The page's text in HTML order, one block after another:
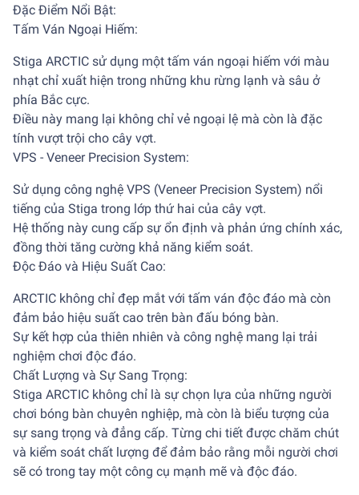
Đặc Điểm Nổi Bật:
Tấm Ván Ngoại Hiếm:
Stiga ARCTIC sử dụng một tấm ván ngoại hiếm với màu
nhạt chỉ xuất hiện trong những khu rừng lạnh và sâu ở
phía Bắc cực.
Điều này mang lại không chỉ vẻ ngoại lệ mà còn là đặc
tính vượt trội cho cây vợt.
VPS - Veneer Precision System:
Sử dụng công nghệ VPS (Veneer Precision System) nổi
tiếng của Stiga trong lớp thứ hai của cây vợt.
Hệ thống này cung cấp sự ổn định và phản ứng chính xác,
đồng thời tăng cường khả năng kiểm soát.
Độc Đáo và Hiệu Suất Cao:
ARCTIC không chỉ đẹp mắt với tấm ván độc đáo mà còn
đảm bảo hiệu suất cao trên bàn đấu bóng bàn.
Sự kết hợp của thiên nhiên và công nghệ mang lại trải
nghiệm chơi độc đáo.
Chất Lượng và Sự Sang Trọng:
Stiga ARCTIC không chỉ là sự chọn lựa của những người
chơi bóng bàn chuyên nghiệp, mà còn là biểu tượng của
sự sang trọng và đẳng cấp. Từng chi tiết được chăm chút
và kiểm soát chất lượng để đảm bảo rằng mỗi người chơi
sẽ có trong tay một công cụ mạnh mẽ và độc đáo.